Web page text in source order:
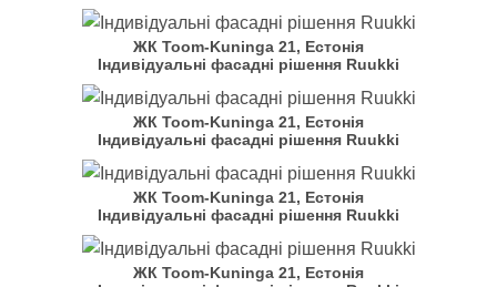
ЖК Toom-Kuninga 21, Естонія
Індивідуальні фасадні рішення Ruukki
ЖК Toom-Kuninga 21, Естонія
Індивідуальні фасадні рішення Ruukki
ЖК Toom-Kuninga 21, Естонія
Індивідуальні фасадні рішення Ruukki
ЖК Toom-Kuninga 21, Естонія